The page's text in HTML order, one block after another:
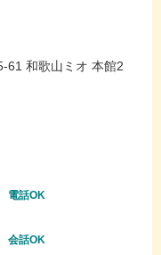
和歌山ミオ 本館2
電話OK
会話OK